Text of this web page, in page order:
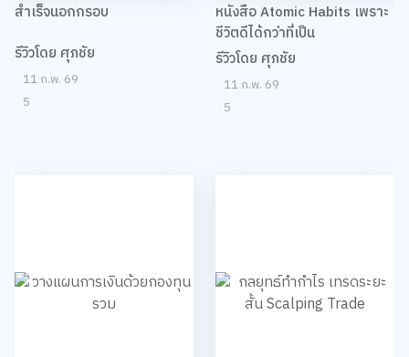
สำเร็จนอกกรอบ
รีวิวโดย ศุภชัย
11 ก.พ. 69
5
หนังสือ Atomic Habits เพราะ
ชีวิตดีได้กว่าที่เป็น
รีวิวโดย ศุภชัย
11 ก.พ. 69
5